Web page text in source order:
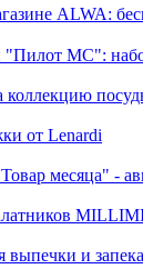
ALWA:
"Пилот МС":
коллекцию
от Lenardi
месяца" -
выпечки и